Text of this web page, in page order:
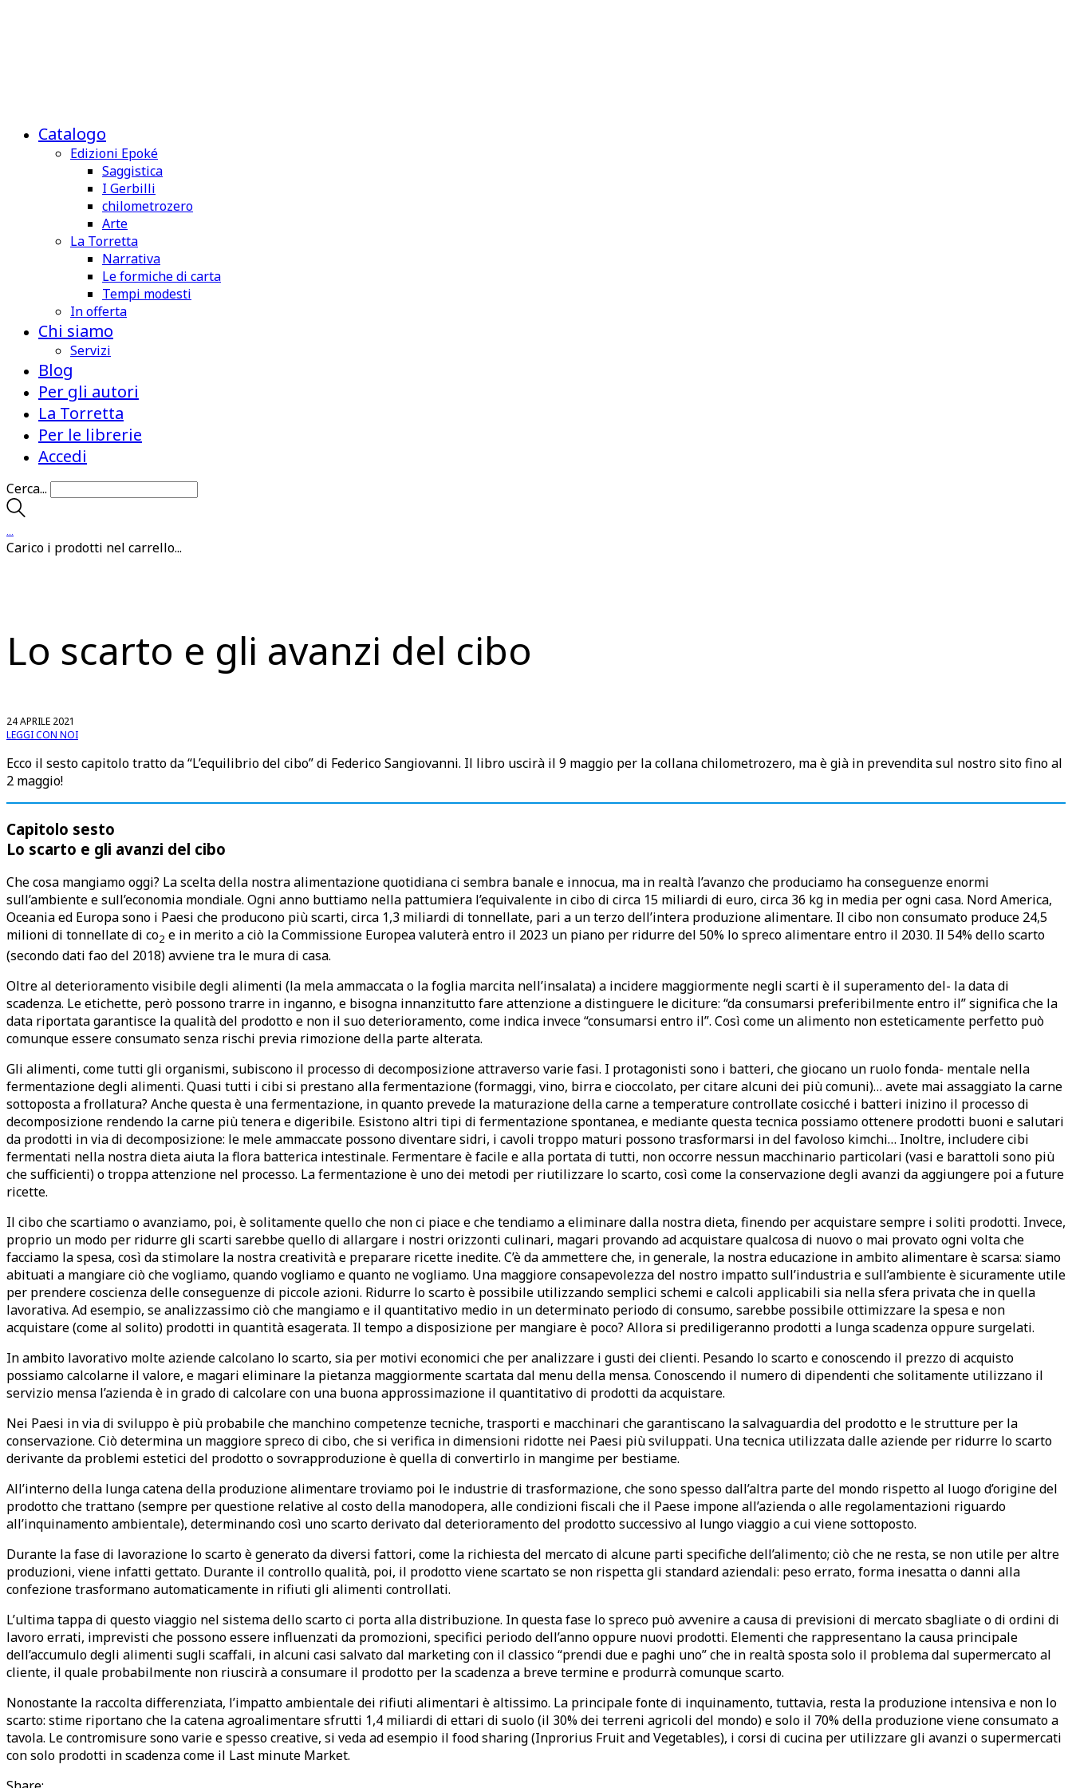
Catalogo
Edizioni Epoké
Saggistica
I Gerbilli
chilometrozero
Arte
La Torretta
Narrativa
Le formiche di carta
Tempi modesti
In offerta
Chi siamo
Servizi
Blog
Per gli autori
La Torretta
Per le librerie
Accedi
Cerca...
…
Carico i prodotti nel carrello...
Lo scarto e gli avanzi del cibo
24 APRILE 2021
LEGGI CON NOI
Ecco il sesto capitolo tratto da “L’equilibrio del cibo” di Federico Sangiovanni. Il libro uscirà il 9 maggio per la collana chilometrozero, ma è già in prevendita sul nostro sito fino al
2 maggio!
Capitolo sesto
Lo scarto e gli avanzi del cibo
Che cosa mangiamo oggi? La scelta della nostra alimentazione quotidiana ci sembra banale e innocua, ma in realtà l’avanzo che produciamo ha conseguenze enormi
sull’ambiente e sull’economia mondiale. Ogni anno buttiamo nella pattumiera l’equivalente in cibo di circa 15 miliardi di euro, circa 36 kg in media per ogni casa. Nord America,
Oceania ed Europa sono i Paesi che producono più scarti, circa 1,3 miliardi di tonnellate, pari a un terzo dell’intera produzione alimentare. Il cibo non consumato produce 24,5
milioni di tonnellate di co2 e in merito a ciò la Commissione Europea valuterà entro il 2023 un piano per ridurre del 50% lo spreco alimentare entro il 2030. Il 54% dello scarto
(secondo dati fao del 2018) avviene tra le mura di casa.
Oltre al deterioramento visibile degli alimenti (la mela ammaccata o la foglia marcita nell’insalata) a incidere maggiormente negli scarti è il superamento del- la data di
scadenza. Le etichette, però possono trarre in inganno, e bisogna innanzitutto fare attenzione a distinguere le diciture: “da consumarsi preferibilmente entro il” significa che la
data riportata garantisce la qualità del prodotto e non il suo deterioramento, come indica invece “consumarsi entro il”. Così come un alimento non esteticamente perfetto può
comunque essere consumato senza rischi previa rimozione della parte alterata.
Gli alimenti, come tutti gli organismi, subiscono il processo di decomposizione attraverso varie fasi. I protagonisti sono i batteri, che giocano un ruolo fonda- mentale nella
fermentazione degli alimenti. Quasi tutti i cibi si prestano alla fermentazione (formaggi, vino, birra e cioccolato, per citare alcuni dei più comuni)… avete mai assaggiato la carne
sottoposta a frollatura? Anche questa è una fermentazione, in quanto prevede la maturazione della carne a temperature controllate cosicché i batteri inizino il processo di
decomposizione rendendo la carne più tenera e digeribile. Esistono altri tipi di fermentazione spontanea, e mediante questa tecnica possiamo ottenere prodotti buoni e salutari
da prodotti in via di decomposizione: le mele ammaccate possono diventare sidri, i cavoli troppo maturi possono trasformarsi in del favoloso kimchi… Inoltre, includere cibi
fermentati nella nostra dieta aiuta la flora batterica intestinale. Fermentare è facile e alla portata di tutti, non occorre nessun macchinario particolari (vasi e barattoli sono più
che sufficienti) o troppa attenzione nel processo. La fermentazione è uno dei metodi per riutilizzare lo scarto, così come la conservazione degli avanzi da aggiungere poi a future
ricette.
Il cibo che scartiamo o avanziamo, poi, è solitamente quello che non ci piace e che tendiamo a eliminare dalla nostra dieta, finendo per acquistare sempre i soliti prodotti. Invece,
proprio un modo per ridurre gli scarti sarebbe quello di allargare i nostri orizzonti culinari, magari provando ad acquistare qualcosa di nuovo o mai provato ogni volta che
facciamo la spesa, così da stimolare la nostra creatività e preparare ricette inedite. C’è da ammettere che, in generale, la nostra educazione in ambito alimentare è scarsa: siamo
abituati a mangiare ciò che vogliamo, quando vogliamo e quanto ne vogliamo. Una maggiore consapevolezza del nostro impatto sull’industria e sull’ambiente è sicuramente utile
per prendere coscienza delle conseguenze di piccole azioni. Ridurre lo scarto è possibile utilizzando semplici schemi e calcoli applicabili sia nella sfera privata che in quella
lavorativa. Ad esempio, se analizzassimo ciò che mangiamo e il quantitativo medio in un determinato periodo di consumo, sarebbe possibile ottimizzare la spesa e non
acquistare (come al solito) prodotti in quantità esagerata. Il tempo a disposizione per mangiare è poco? Allora si prediligeranno prodotti a lunga scadenza oppure surgelati.
In ambito lavorativo molte aziende calcolano lo scarto, sia per motivi economici che per analizzare i gusti dei clienti. Pesando lo scarto e conoscendo il prezzo di acquisto
possiamo calcolarne il valore, e magari eliminare la pietanza maggiormente scartata dal menu della mensa. Conoscendo il numero di dipendenti che solitamente utilizzano il
servizio mensa l’azienda è in grado di calcolare con una buona approssimazione il quantitativo di prodotti da acquistare.
Nei Paesi in via di sviluppo è più probabile che manchino competenze tecniche, trasporti e macchinari che garantiscano la salvaguardia del prodotto e le strutture per la
conservazione. Ciò determina un maggiore spreco di cibo, che si verifica in dimensioni ridotte nei Paesi più sviluppati. Una tecnica utilizzata dalle aziende per ridurre lo scarto
derivante da problemi estetici del prodotto o sovrapproduzione è quella di convertirlo in mangime per bestiame.
All’interno della lunga catena della produzione alimentare troviamo poi le industrie di trasformazione, che sono spesso dall’altra parte del mondo rispetto al luogo d’origine del
prodotto che trattano (sempre per questione relative al costo della manodopera, alle condizioni fiscali che il Paese impone all’azienda o alle regolamentazioni riguardo
all’inquinamento ambientale), determinando così uno scarto derivato dal deterioramento del prodotto successivo al lungo viaggio a cui viene sottoposto.
Durante la fase di lavorazione lo scarto è generato da diversi fattori, come la richiesta del mercato di alcune parti specifiche dell’alimento; ciò che ne resta, se non utile per altre
produzioni, viene infatti gettato. Durante il controllo qualità, poi, il prodotto viene scartato se non rispetta gli standard aziendali: peso errato, forma inesatta o danni alla
confezione trasformano automaticamente in rifiuti gli alimenti controllati.
L’ultima tappa di questo viaggio nel sistema dello scarto ci porta alla distribuzione. In questa fase lo spreco può avvenire a causa di previsioni di mercato sbagliate o di ordini di
lavoro errati, imprevisti che possono essere influenzati da promozioni, specifici periodo dell’anno oppure nuovi prodotti. Elementi che rappresentano la causa principale
dell’accumulo degli alimenti sugli scaffali, in alcuni casi salvato dal marketing con il classico “prendi due e paghi uno” che in realtà sposta solo il problema dal supermercato al
cliente, il quale probabilmente non riuscirà a consumare il prodotto per la scadenza a breve termine e produrrà comunque scarto.
Nonostante la raccolta differenziata, l’impatto ambientale dei rifiuti alimentari è altissimo. La principale fonte di inquinamento, tuttavia, resta la produzione intensiva e non lo
scarto: stime riportano che la catena agroalimentare sfrutti 1,4 miliardi di ettari di suolo (il 30% dei terreni agricoli del mondo) e solo il 70% della produzione viene consumato a
tavola. Le contromisure sono varie e spesso creative, si veda ad esempio il food sharing (Inprorius Fruit and Vegetables), i corsi di cucina per utilizzare gli avanzi o supermercati
con solo prodotti in scadenza come il Last minute Market.